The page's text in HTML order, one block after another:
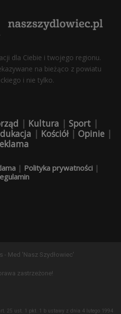
dla Ciebie i twojego regionu.
na bieżąco z powiatu
i nie tylko.
| Kultura | Sport |
| Kościół| Opinie |
| Polityka prywatności|
- Med 'Nasz Szydłowiec'
zastrzeżone!
25 ust. 1 pkt. 1 b ustawy z dnia 4 lutego 1994